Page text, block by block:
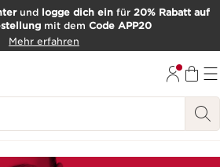
und logge dich ein für 20% Rabatt auf
mit dem Code APP20
Mehr erfahren